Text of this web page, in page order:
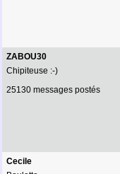
ZABOU30
Chipiteuse :-)
25130 messages postés
Cecile